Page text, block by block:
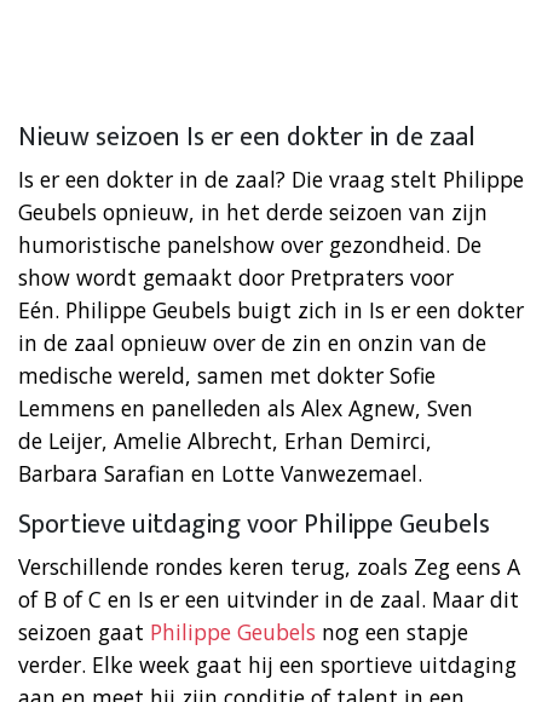
Nieuw seizoen Is er een dokter in de zaal
Is er een dokter in de zaal? Die vraag stelt Philippe
Geubels opnieuw, in het derde seizoen van zijn
humoristische panelshow over gezondheid. De
show wordt gemaakt door Pretpraters voor
Eén. Philippe Geubels buigt zich in Is er een dokter
in de zaal opnieuw over de zin en onzin van de
medische wereld, samen met dokter Sofie
Lemmens en panelleden als Alex Agnew, Sven
de Leijer, Amelie Albrecht, Erhan Demirci,
Barbara Sarafian en Lotte Vanwezemael.
Sportieve uitdaging voor Philippe Geubels
Verschillende rondes keren terug, zoals Zeg eens A
of B of C en Is er een uitvinder in de zaal. Maar dit
seizoen gaat Philippe Geubels nog een stapje
verder. Elke week gaat hij een sportieve uitdaging